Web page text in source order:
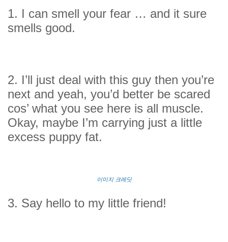
1. I can smell your fear … and it sure
smells good.
2. I’ll just deal with this guy then you’re
next and yeah, you’d better be scared
cos’ what you see here is all muscle.
Okay, maybe I’m carrying just a little
excess puppy fat.
이미지 크레딧
3. Say hello to my little friend!